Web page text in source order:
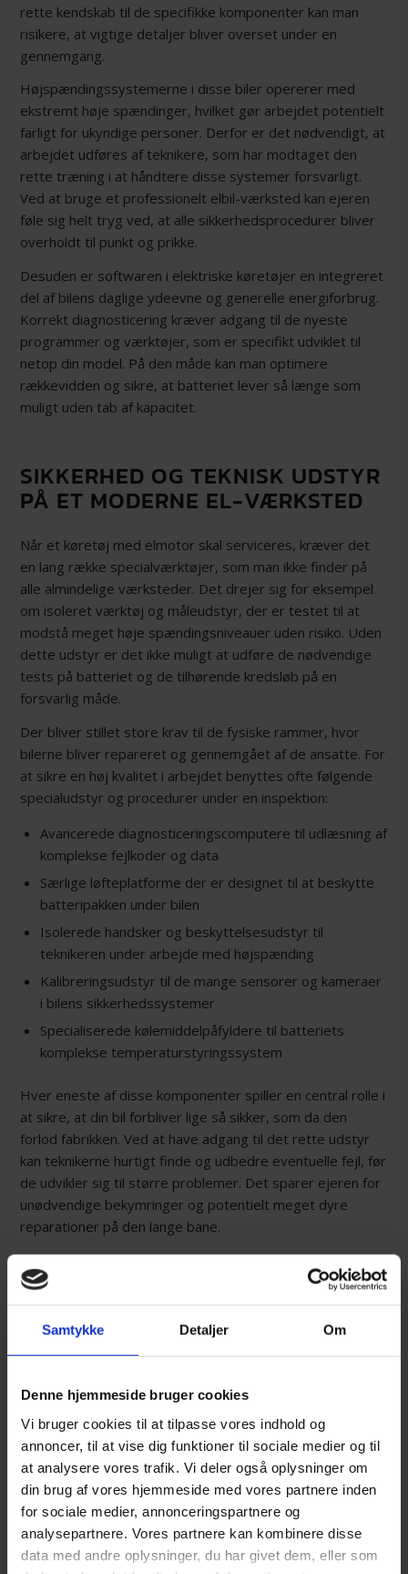
Samtykke Detaljer Om
Denne hjemmeside bruger cookies
Vi bruger cookies til at tilpasse vores indhold og
annoncer, til at vise dig funktioner til sociale medier og til
at analysere vores trafik. Vi deler også oplysninger om
din brug af vores hjemmeside med vores partnere inden
for sociale medier, annonceringspartnere og
analysepartnere. Vores partnere kan kombinere disse
data med andre oplysninger, du har givet dem, eller som
rette kendskab til de specifikke komponenter kan man
risikere, at vigtige detaljer bliver overset under en
gennemgang.
Højspændingssystemerne i disse biler opererer med
ekstremt høje spændinger, hvilket gør arbejdet potentielt
farligt for ukyndige personer. Derfor er det nødvendigt, at
arbejdet udføres af teknikere, som har modtaget den
rette træning i at håndtere disse systemer forsvarligt.
Ved at bruge et professionelt elbil-værksted kan ejeren
føle sig helt tryg ved, at alle sikkerhedsprocedurer bliver
overholdt til punkt og prikke.
Desuden er softwaren i elektriske køretøjer en integreret
del af bilens daglige ydeevne og generelle energiforbrug.
Korrekt diagnosticering kræver adgang til de nyeste
programmer og værktøjer, som er specifikt udviklet til
netop din model. På den måde kan man optimere
rækkevidden og sikre, at batteriet lever så længe som
muligt uden tab af kapacitet.
SIKKERHED OG TEKNISK UDSTYR
PÅ ET MODERNE EL-VÆRKSTED
Når et køretøj med elmotor skal serviceres, kræver det
en lang række specialværktøjer, som man ikke finder på
alle almindelige værksteder. Det drejer sig for eksempel
om isoleret værktøj og måleudstyr, der er testet til at
modstå meget høje spændingsniveauer uden risiko. Uden
dette udstyr er det ikke muligt at udføre de nødvendige
tests på batteriet og de tilhørende kredsløb på en
forsvarlig måde.
Der bliver stillet store krav til de fysiske rammer, hvor
bilerne bliver repareret og gennemgået af de ansatte. For
at sikre en høj kvalitet i arbejdet benyttes ofte følgende
specialudstyr og procedurer under en inspektion:
Avancerede diagnosticeringscomputere til udlæsning af
komplekse fejlkoder og data
Særlige løfteplatforme der er designet til at beskytte
batteripakken under bilen
Isolerede handsker og beskyttelsesudstyr til
teknikeren under arbejde med højspænding
Kalibreringsudstyr til de mange sensorer og kameraer
i bilens sikkerhedssystemer
Specialiserede kølemiddelpåfyldere til batteriets
komplekse temperaturstyringssystem
Hver eneste af disse komponenter spiller en central rolle i
at sikre, at din bil forbliver lige så sikker, som da den
forlod fabrikken. Ved at have adgang til det rette udstyr
kan teknikerne hurtigt finde og udbedre eventuelle fejl, før
de udvikler sig til større problemer. Det sparer ejeren for
unødvendige bekymringer og potentielt meget dyre
reparationer på den lange bane.
Det handler også om at kunne dokumentere det udførte
arbejde korrekt i forhold til bilens digitale servicebog. En
korrekt udfyldt servicehistorik fra et specialiseret sted er
guld værd, når bilen engang skal sælges videre til en ny
teknologien.
FORDELENE VED LØBENDE
EFTERUDDANNELSE AF
MEKANIKERE
Udviklingen inden for elektriske biler bevæger sig med en